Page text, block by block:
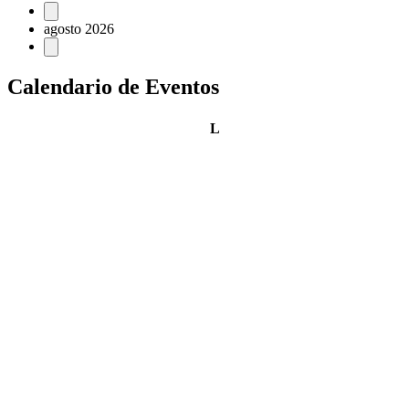
Eventos
agosto 2026
Calendario de Eventos
Llunes